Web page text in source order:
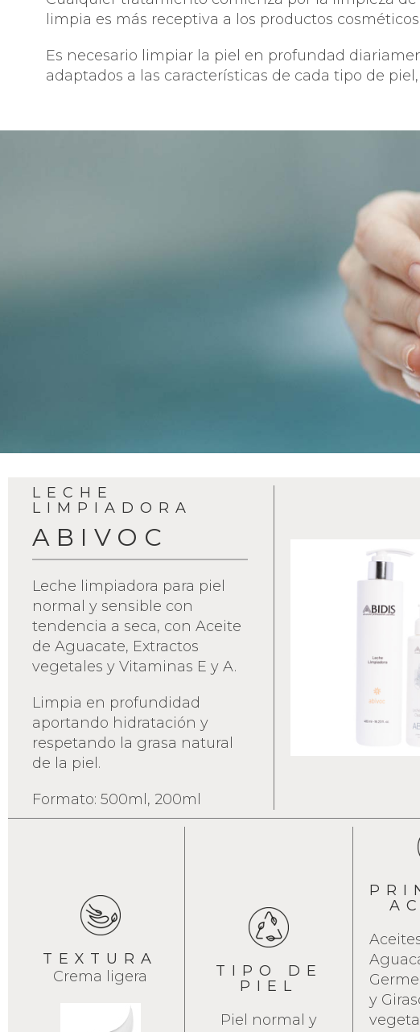
limpia es más receptiva a los productos cosméticos.
Es necesario limpiar la piel en profundad
adaptados a las características de cada tipo de
LECHE
LIMPIADORA
ABIVOC
Leche limpiadora para piel
normal y sensible con
tendencia a seca, con Aceite
de Aguacate, Extractos
vegetales y Vitaminas E y A.
Limpia en profundidad
aportando hidratación y
respetando la grasa natural
de la piel.
Formato: 500ml, 200ml
TEXTURA
Crema ligera
TIPO DE
PIEL
Piel normal y
y